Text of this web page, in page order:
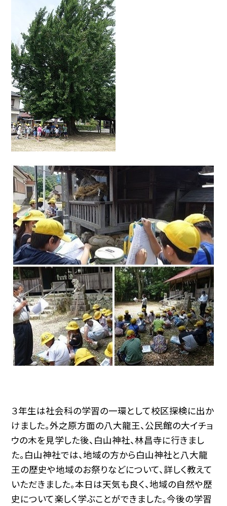
３年生は社会科の学習の一環として校区探検に出か
けました。外之原方面の八大龍王、公民館の大イチョ
ウの木を見学した後、白山神社、林昌寺に行きまし
た。白山神社では、地域の方から白山神社と八大龍
王の歴史や地域のお祭りなどについて、詳しく教えて
いただきました。本日は天気も良く、地域の自然や歴
史について楽しく学ぶことができました。今後の学習